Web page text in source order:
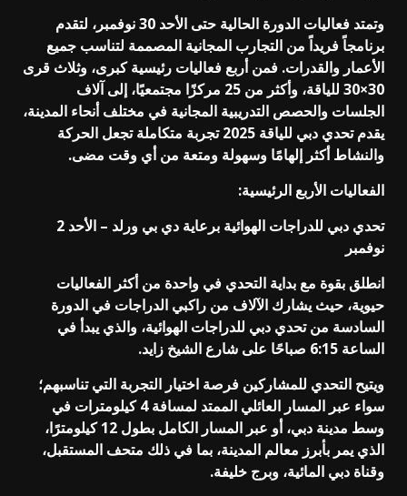
وتمتد فعاليات الدورة الحالية حتى الأحد 30 نوفمبر، لتقدم
برنامجاً فريداً من التجارب المجانية المصممة لتناسب جميع
الأعمار والقدرات. فمن أربع فعاليات رئيسية كبرى، وثلاث قرى
30×30 للياقة، وأكثر من 25 مركزًا مجتمعيًا، إلى آلاف
الجلسات والحصص التدريبية المجانية في مختلف أنحاء المدينة،
يقدم تحدي دبي للياقة 2025 تجربة متكاملة تجعل الحركة
والنشاط أكثر إلهامًا وسهولة ومتعة من أي وقت مضى.
الفعاليات الأربع الرئيسية:
تحدي دبي للدراجات الهوائية برعاية دي بي ورلد – الأحد 2
نوفمبر
انطلق بقوة مع بداية التحدي في واحدة من أكثر الفعاليات
حيوية، حيث يشارك الآلاف من راكبي الدراجات في الدورة
السادسة من تحدي دبي للدراجات الهوائية، والذي يبدأ في
الساعة 6:15 صباحًا على شارع الشيخ زايد.
ويتيح التحدي للمشاركين فرصة اختيار التجربة التي تناسبهم؛
سواء عبر المسار العائلي الممتد لمسافة 4 كيلومترات في
وسط مدينة دبي، أو عبر المسار الكامل بطول 12 كيلومترًا،
الذي يمر بأبرز معالم المدينة، بما في ذلك متحف المستقبل،
وقناة دبي المائية، وبرج خليفة.